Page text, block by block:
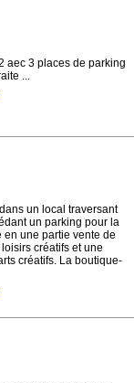
aec 3 places de parking
...
un local traversant
un parking pour la
une partie vente de
créatifs et une
créatifs. La boutique-